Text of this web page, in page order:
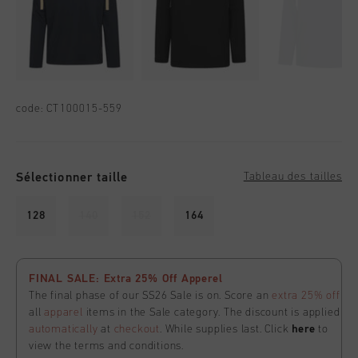
code: CT100015-559
Sélectionner taille Tableau des tailles
128 164
FINAL SALE: Extra 25% Off Apperel
The final phase of our SS26 Sale is on. Score an extra 25% off
allapparel items in the Sale category. The discount is applied
automatically at checkout . While supplies last. Click here to
view the terms and conditions.